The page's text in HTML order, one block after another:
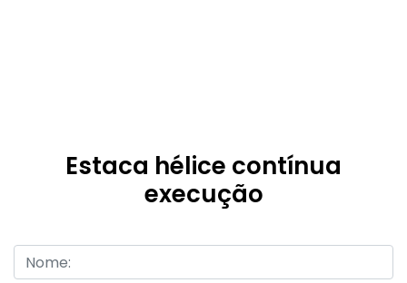
Estaca hélice contínua
execução